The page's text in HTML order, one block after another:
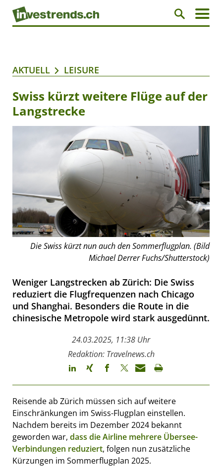
AKTUELL LEISURE
Swiss kürzt weitere Flüge auf der
Langstrecke
Die Swiss kürzt nun auch den Sommerflugplan. (Bild
Michael Derrer Fuchs/Shutterstock)
Weniger Langstrecken ab Zürich: Die Swiss
reduziert die Flugfrequenzen nach Chicago
und Shanghai. Besonders die Route in die
chinesische Metropole wird stark ausgedünnt.
24.03.2025, 11:38 Uhr
Redaktion: Travelnews.ch
Reisende ab Zürich müssen sich auf weitere
Einschränkungen im Swiss-Flugplan einstellen.
Nachdem bereits im Dezember 2024 bekannt
geworden war, dass die Airline mehrere Übersee-
Verbindungen reduziert, folgen nun zusätzliche
Kürzungen im Sommerflugplan 2025.